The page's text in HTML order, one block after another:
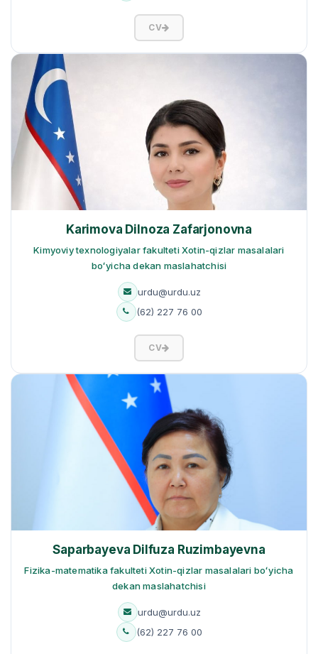
CV
Karimova Dilnoza Zafarjonovna
Kimyoviy texnologiyalar fakulteti Xotin-qizlar masalalari
boʻyicha dekan maslahatchisi
urdu@urdu.uz
(62) 227 76 00
CV
Saparbayeva Dilfuza Ruzimbayevna
Fizika-matematika fakulteti Xotin-qizlar masalalari boʻyicha
dekan maslahatchisi
urdu@urdu.uz
(62) 227 76 00